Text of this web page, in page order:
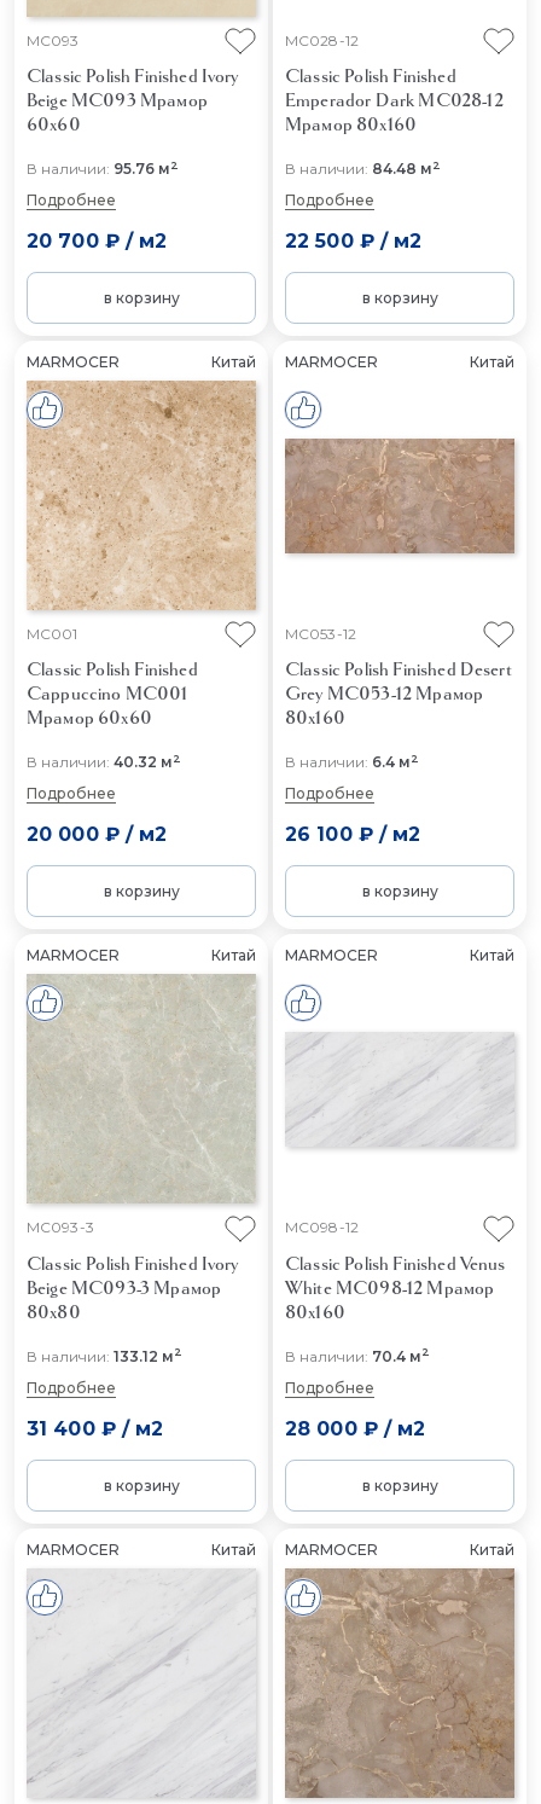
MC093
Classic Polish Finished Ivory
Beige MC093 Мрамор
60x60
В наличии: 95.76 м2
Подробнее
20 700 ₽/ м2
в корзину
MC028-12
Classic Polish Finished
Emperador Dark MC028-12
Мрамор 80x160
В наличии: 84.48 м2
Подробнее
22 500 ₽/ м2
в корзину
MARMOCER Китай
MC001
Classic Polish Finished
Cappuccino MC001
Мрамор 60x60
В наличии: 40.32 м2
Подробнее
20 000 ₽/ м2
в корзину
MARMOCER Китай
MC053-12
Classic Polish Finished Desert
Grey MC053-12 Мрамор
80x160
В наличии: 6.4 м2
Подробнее
26 100 ₽/ м2
в корзину
MARMOCER Китай
MC093-3
Classic Polish Finished Ivory
Beige MC093-3 Мрамор
80x80
В наличии: 133.12 м2
Подробнее
31 400 ₽/ м2
в корзину
MARMOCER Китай
MC098-12
Classic Polish Finished Venus
White MC098-12 Мрамор
80x160
В наличии: 70.4 м2
Подробнее
28 000 ₽/ м2
в корзину
MARMOCER Китай MARMOCER Китай